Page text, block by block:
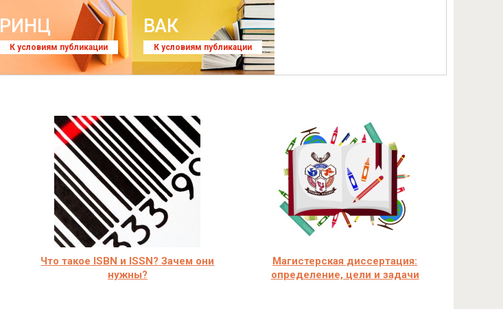
РИНЦ
К условиям публикации
ВАК
К условиям публикации
Что такое ISBN и ISSN? Зачем они
нужны?
Магистерская диссертация:
определение, цели и задачи